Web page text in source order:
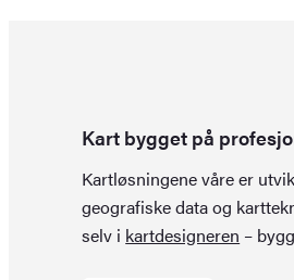
Kart bygget på
Kartløsningene våre er
geografiske data og
selv i kartdesigneren –